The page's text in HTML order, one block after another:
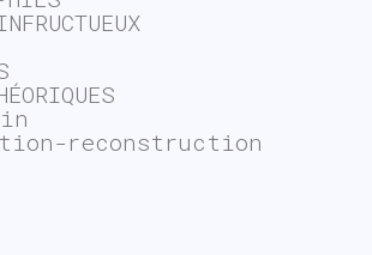
reconstruction